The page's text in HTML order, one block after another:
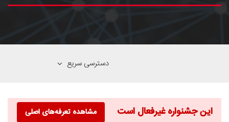
دسترسی سریع
این جشنواره غیرفعال است مشاهده تعرفه‌های اصلی